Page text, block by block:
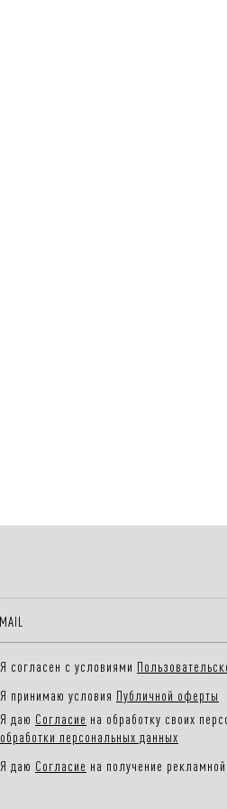
Я согласен с условиями
Я принимаю условия Публичной оферты
Я даю Согласие на обработку своих
обработки персональных данных
Я даю Согласие на получение